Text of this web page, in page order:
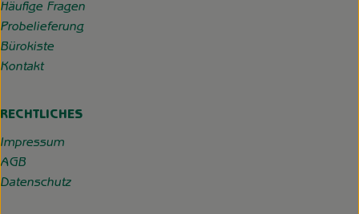
Häufige Fragen
Probelieferung
Bürokiste
Kontakt
RECHTLICHES
Impressum
AGB
Datenschutz